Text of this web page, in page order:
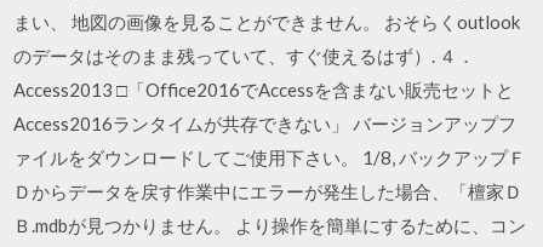
まい、 地図の画像を見ることができません。 おそらくoutlook
のデータはそのまま残っていて、すぐ使えるはず）. ４．
Access2013 □「Office2016でAccessを含まない販売セットと
Access2016ランタイムが共存できない」 バージョンアップフ
ァイルをダウンロードしてご使用下さい。 1/8, バックアップＦ
Ｄからデータを戻す作業中にエラーが発生した場合、「檀家Ｄ
Ｂ.mdbが見つかりません。 より操作を簡単にするために、コン